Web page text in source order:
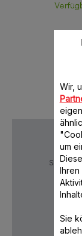
Sichere
Wir,
um
Ihren
Sie